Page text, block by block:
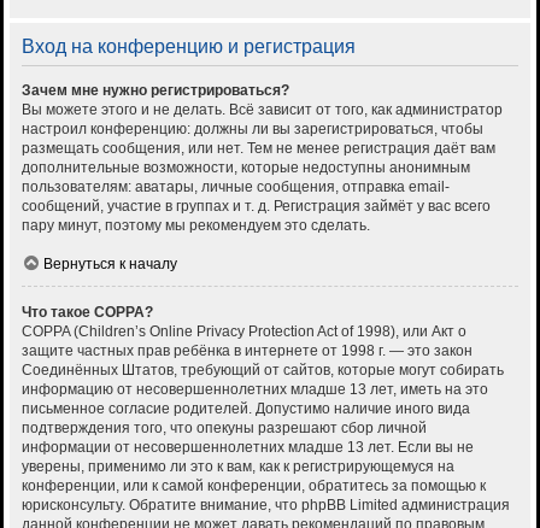
Вход на конференцию и регистрация
Зачем мне нужно регистрироваться?
Вы можете этого и не делать. Всё зависит от того, как администратор
настроил конференцию: должны ли вы зарегистрироваться, чтобы
размещать сообщения, или нет. Тем не менее регистрация даёт вам
дополнительные возможности, которые недоступны анонимным
пользователям: аватары, личные сообщения, отправка email-
сообщений, участие в группах и т. д. Регистрация займёт у вас всего
пару минут, поэтому мы рекомендуем это сделать.
Вернуться к началу
Что такое COPPA?
COPPA (Children’s Online Privacy Protection Act of 1998), или Акт о
защите частных прав ребёнка в интернете от 1998 г. — это закон
Соединённых Штатов, требующий от сайтов, которые могут собирать
информацию от несовершеннолетних младше 13 лет, иметь на это
письменное согласие родителей. Допустимо наличие иного вида
подтверждения того, что опекуны разрешают сбор личной
информации от несовершеннолетних младше 13 лет. Если вы не
уверены, применимо ли это к вам, как к регистрирующемуся на
конференции, или к самой конференции, обратитесь за помощью к
юрисконсульту. Обратите внимание, что phpBB Limited администрация
данной конференции не может давать рекомендаций по правовым